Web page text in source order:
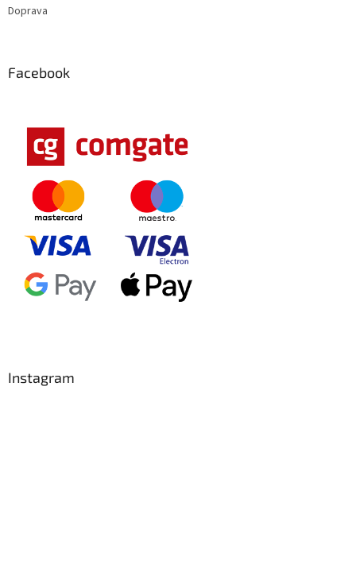
Doprava
Facebook
Instagram